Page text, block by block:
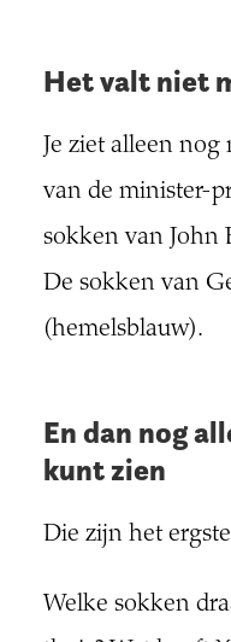
Het valt niet
Je ziet alleen
van de minister-
sokken van John
De sokken van
(hemelsblauw).
En dan nog
kunt zien
Die zijn het
Welke sokken